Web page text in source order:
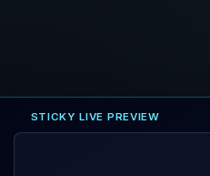
STICKY LIVE PREVIEW